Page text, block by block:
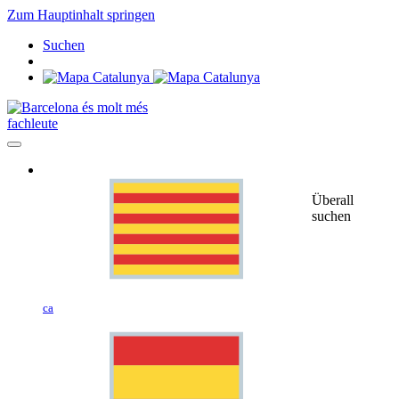
Zum Hauptinhalt springen
Suchen
fachleute
ca
Überall
suchen